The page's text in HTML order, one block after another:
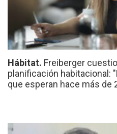
Hábitat. Freiberger
planificación habitacional:
que esperan hace más de